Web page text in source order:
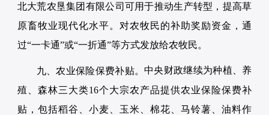
北大荒农垦集团有限公司可用于推动生产转型，提高草
原畜牧业现代化水平。对农牧民的补助奖励资金，通
过“一卡通”或“一折通”等方式发放给农牧民。
九、农业保险保费补贴。中央财政继续为种植、养
殖、森林三大类16个大宗农产品提供农业保险保费补
贴，包括稻谷、小麦、玉米、棉花、马铃薯、油料作